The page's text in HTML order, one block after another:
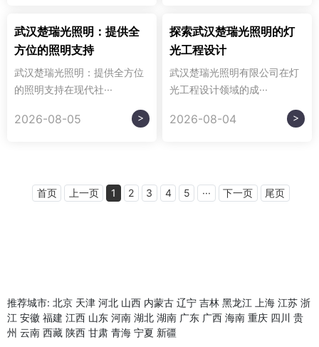
武汉楚瑞光照明：提供全
方位的照明支持
武汉楚瑞光照明：提供全方位
的照明支持在现代社···
2026-08-05 >
探索武汉楚瑞光照明的灯
光工程设计
武汉楚瑞光照明有限公司在灯
光工程设计领域的成···
2026-08-04 >
首页 上一页 1 2 3 4 5 ··· 下一页 尾页
推荐城市: 北京 天津 河北 山西 内蒙古 辽宁 吉林 黑龙江 上海 江苏 浙
江 安徽 福建 江西 山东 河南 湖北 湖南 广东 广西 海南 重庆 四川 贵
州 云南 西藏 陕西 甘肃 青海 宁夏 新疆